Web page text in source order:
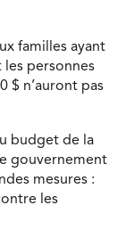
familles ayant
les personnes
$ n’auront pas
budget de la
gouvernement
mesures :
les